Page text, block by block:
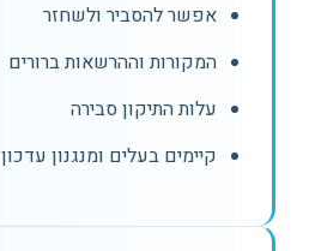
אפשר להסביר ולשחזר
המקורות וההרשאות ברורים
עלות התיקון סבירה
קיימים בעלים ומנגנון עדכון